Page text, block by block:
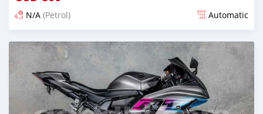
N/A (Petrol) Automatic
Ilitangazwa kama miezi 2 iliopita